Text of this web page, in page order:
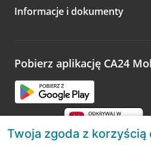
Informacje i dokumenty
Pobierz aplikację CA24
Twoja zgoda z korzyścią